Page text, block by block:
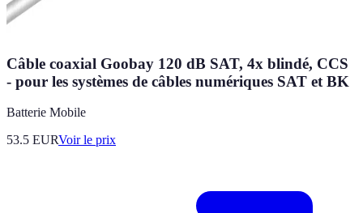
Câble coaxial Goobay 120 dB SAT, 4x blindé, CCS
- pour les systèmes de câbles numériques SAT et BK
Batterie Mobile
53.5 EURVoir le prix